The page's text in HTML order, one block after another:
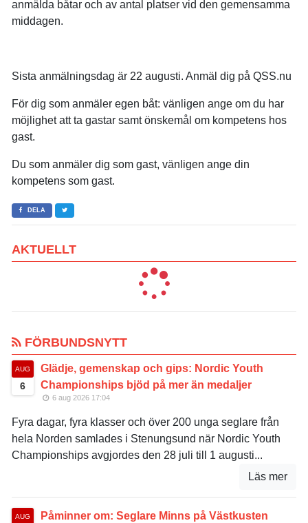
AKTUELLT
anmälda båtar och av antal platser vid den gemensamma
middagen.
Sista anmälningsdag är 22 augusti. Anmäl dig på QSS.nu
För dig som anmäler egen båt: vänligen ange om du har
möjlighet att ta gastar samt önskemål om kompetens hos
gast.
Du som anmäler dig som gast, vänligen ange din
kompetens som gast.
DELA
FÖRBUNDSNYTT
AUG
6
Glädje, gemenskap och gips: Nordic Youth
Championships bjöd på mer än medaljer
6 aug 2026 17:04
Fyra dagar, fyra klasser och över 200 unga seglare från
hela Norden samlades i Stenungsund när Nordic Youth
Championships avgjordes den 28 juli till 1 augusti...
Läs mer
AUG Påminner om: Seglare Minns på Västkusten